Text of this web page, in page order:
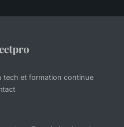
tech et formation continue